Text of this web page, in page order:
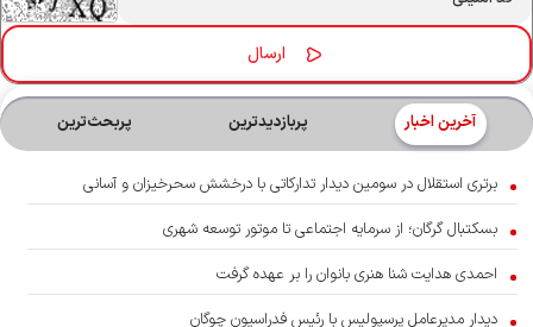
آخرین اخبار پربازدیدترین پربحث‌ترین‌
برتری استقلال در سومین دیدار تدارکاتی با درخشش سحرخیزان و آسانی
بسکتبال گرگان؛ از سرمایه اجتماعی تا موتور توسعه شهری
احمدی هدایت شنا هنری بانوان را بر عهده گرفت
دیدار مدیرعامل پرسپولیس با رئیس فدراسیون چوگان